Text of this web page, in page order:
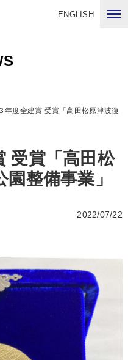
ENGLISH
年度全建賞 受賞「高田松原津波復
受賞「高田松
整備事業」
2022/07/22